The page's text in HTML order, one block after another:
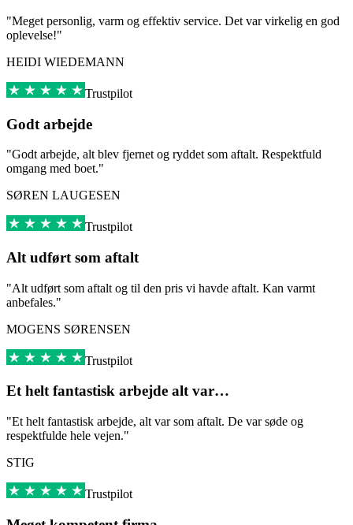
"Meget personlig, varm og effektiv service. Det var virkelig en god
oplevelse!"
HEIDI WIEDEMANN
Trustpilot
Godt arbejde
"Godt arbejde, alt blev fjernet og ryddet som aftalt. Respektfuld
omgang med boet."
SØREN LAUGESEN
Trustpilot
Alt udført som aftalt
"Alt udført som aftalt og til den pris vi havde aftalt. Kan varmt
anbefales."
MOGENS SØRENSEN
Trustpilot
Et helt fantastisk arbejde alt var…
"Et helt fantastisk arbejde, alt var som aftalt. De var søde og
respektfulde hele vejen."
STIG
Trustpilot